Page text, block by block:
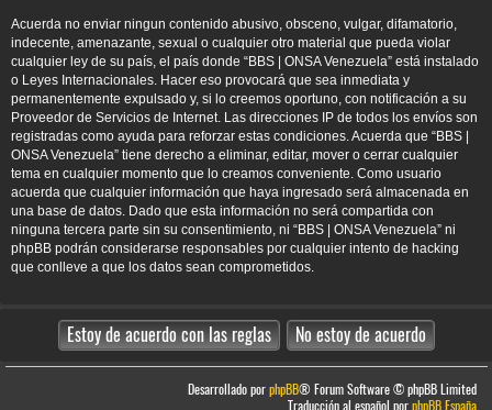
Acuerda no enviar ningun contenido abusivo, obsceno, vulgar, difamatorio,
indecente, amenazante, sexual o cualquier otro material que pueda violar
cualquier ley de su país, el país donde “BBS | ONSA Venezuela” está instalado
o Leyes Internacionales. Hacer eso provocará que sea inmediata y
permanentemente expulsado y, si lo creemos oportuno, con notificación a su
Proveedor de Servicios de Internet. Las direcciones IP de todos los envíos son
registradas como ayuda para reforzar estas condiciones. Acuerda que “BBS |
ONSA Venezuela” tiene derecho a eliminar, editar, mover o cerrar cualquier
tema en cualquier momento que lo creamos conveniente. Como usuario
acuerda que cualquier información que haya ingresado será almacenada en
una base de datos. Dado que esta información no será compartida con
ninguna tercera parte sin su consentimiento, ni “BBS | ONSA Venezuela” ni
phpBB podrán considerarse responsables por cualquier intento de hacking
que conlleve a que los datos sean comprometidos.
Desarrollado porphpBB® Forum Software © phpBB Limited
Traducción al español porphpBB España